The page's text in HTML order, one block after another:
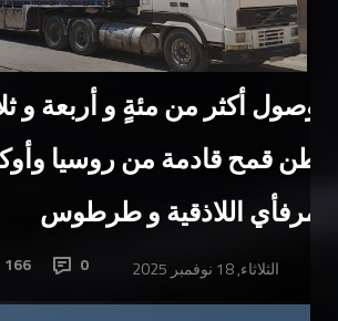
وصول أكثر من مئةٍ و أربعة و
طن قمح قادمة من روسيا
مرفأي اللاذقية و طرطوس
166 0 الثلاثاء, 18 نوفمبر 2025